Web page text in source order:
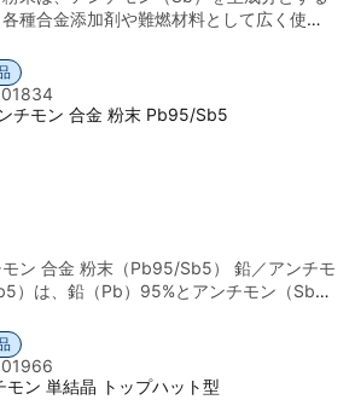
よびテルルを含むため、有害物質として
です。
種合金添加剤や難燃材料として広く使用
改善に寄与する元素であり、特に三酸化
して樹脂や繊維の難燃化用途で重要な役
ては、粉末冶金や電池材料などにも利用
され、難燃材料、合金添加剤（鉛・錫系
体用途、研究用途などに使用される。 基
上、粉末冶金適性
チモン 合金 粉末 Pb95/Sb5
ン 合金 粉末（Pb95/Sb5） 鉛／アンチモ
）は、鉛（Pb）95%とアンチモン（Sb）
添加により硬度および機械強度、耐摩耗
、鋳造性や寸法安定性にも優れており、
つである。 粉末形状で供給され、バッテ
）、軸受材料、はんだ用途、粉末冶金、
モン 単結晶 トップハット型